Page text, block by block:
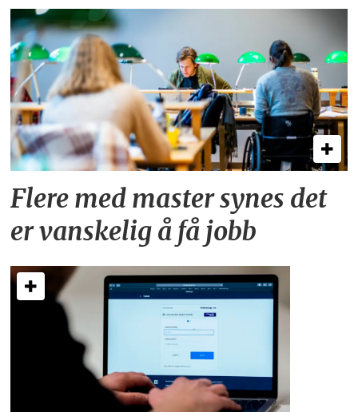
Flere med master synes det
er vanskelig å få jobb